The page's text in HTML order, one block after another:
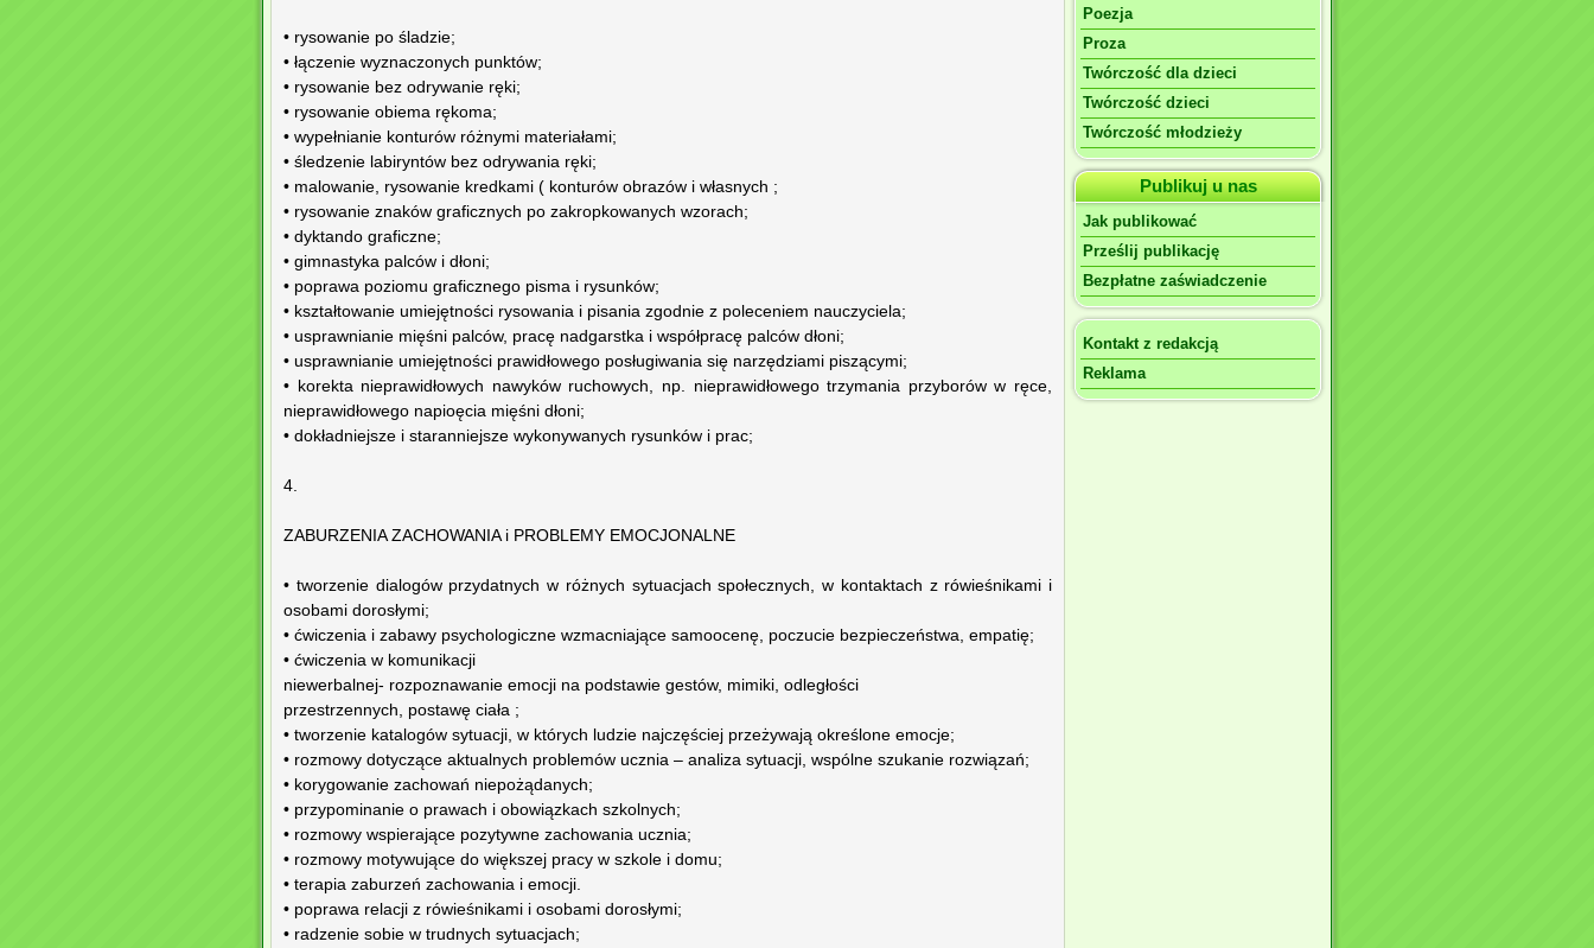
• rysowanie po śladzie;
• łączenie wyznaczonych punktów;
• rysowanie bez odrywanie ręki;
• rysowanie obiema rękoma;
• wypełnianie konturów różnymi materiałami;
• śledzenie labiryntów bez odrywania ręki;
• malowanie, rysowanie kredkami ( konturów obrazów i własnych ;
• rysowanie znaków graficznych po zakropkowanych wzorach;
• dyktando graficzne;
• gimnastyka palców i dłoni;
• poprawa poziomu graficznego pisma i rysunków;
• kształtowanie umiejętności rysowania i pisania zgodnie z poleceniem nauczyciela;
• usprawnianie mięśni palców, pracę nadgarstka i współpracę palców dłoni;
• usprawnianie umiejętności prawidłowego posługiwania się narzędziami piszącymi;
• korekta nieprawidłowych nawyków ruchowych, np. nieprawidłowego trzymania przyborów w ręce,
nieprawidłowego napioęcia mięśni dłoni;
• dokładniejsze i staranniejsze wykonywanych rysunków i prac;
4.
ZABURZENIA ZACHOWANIA i PROBLEMY EMOCJONALNE
• tworzenie dialogów przydatnych w różnych sytuacjach społecznych, w kontaktach z rówieśnikami i
osobami dorosłymi;
• ćwiczenia i zabawy psychologiczne wzmacniające samoocenę, poczucie bezpieczeństwa, empatię;
• ćwiczenia w komunikacji
niewerbalnej- rozpoznawanie emocji na podstawie gestów, mimiki, odległości
przestrzennych, postawę ciała ;
• tworzenie katalogów sytuacji, w których ludzie najczęściej przeżywają określone emocje;
• rozmowy dotyczące aktualnych problemów ucznia – analiza sytuacji, wspólne szukanie rozwiązań;
• korygowanie zachowań niepożądanych;
• przypominanie o prawach i obowiązkach szkolnych;
• rozmowy wspierające pozytywne zachowania ucznia;
• rozmowy motywujące do większej pracy w szkole i domu;
• terapia zaburzeń zachowania i emocji.
• poprawa relacji z rówieśnikami i osobami dorosłymi;
• radzenie sobie w trudnych sytuacjach;
Poezja
Proza
Twórczość dla dzieci
Twórczość dzieci
Twórczość młodzieży
Publikuj u nas
Jak publikować
Prześlij publikację
Bezpłatne zaświadczenie
Kontakt z redakcją
Reklama